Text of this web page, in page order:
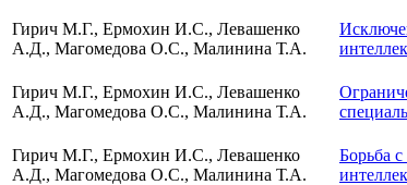
Гирич М.Г., Ермохин И.С., Левашенко
А.Д., Магомедова О.С., Малинина Т.А.
Гирич М.Г., Ермохин И.С., Левашенко
А.Д., Магомедова О.С., Малинина Т.А.
Гирич М.Г., Ермохин И.С., Левашенко
А.Д., Магомедова О.С., Малинина Т.А.
Борьба